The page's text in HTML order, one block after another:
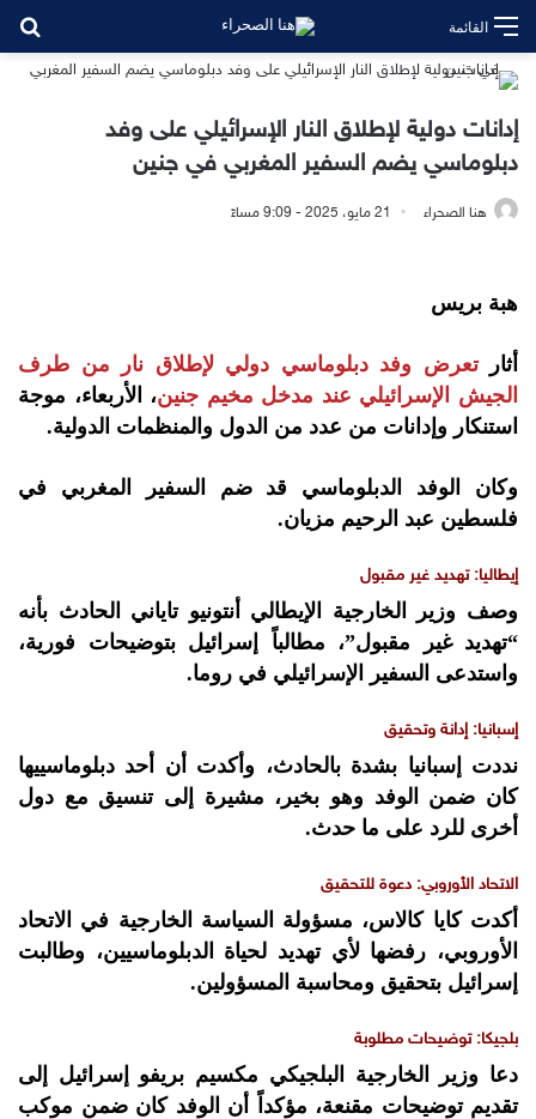
القائمة
إدانات دولية لإطلاق النار الإسرائيلي على وفد
دبلوماسي يضم السفير المغربي في جنين
هنا الصحراء 21 مايو، 2025 - 9:09 مساءً
هبة بريس
أثارتعرض وفد دبلوماسي دولي لإطلاق نار من طرف
الجيش الإسرائيلي عند مدخل مخيم جنين، الأربعاء، موجة
استنكار وإدانات من عدد من الدول والمنظمات الدولية.
وكان الوفد الدبلوماسي قد ضم السفير المغربي في
فلسطين عبد الرحيم مزيان.
إيطاليا: تهديد غير مقبول
وصف وزير الخارجية الإيطالي أنتونيو تاياني الحادث بأنه
“تهديد غير مقبول”، مطالباً إسرائيل بتوضيحات فورية،
واستدعى السفير الإسرائيلي في روما.
إسبانيا: إدانة وتحقيق
نددت إسبانيا بشدة بالحادث، وأكدت أن أحد دبلوماسييها
كان ضمن الوفد وهو بخير، مشيرة إلى تنسيق مع دول
أخرى للرد على ما حدث.
الاتحاد الأوروبي: دعوة للتحقيق
أكدت كايا كالاس، مسؤولة السياسة الخارجية في الاتحاد
الأوروبي، رفضها لأي تهديد لحياة الدبلوماسيين، وطالبت
إسرائيل بتحقيق ومحاسبة المسؤولين.
بلجيكا: توضيحات مطلوبة
دعا وزير الخارجية البلجيكي مكسيم بريفو إسرائيل إلى
تقديم توضيحات مقنعة، مؤكداً أن الوفد كان ضمن موكب